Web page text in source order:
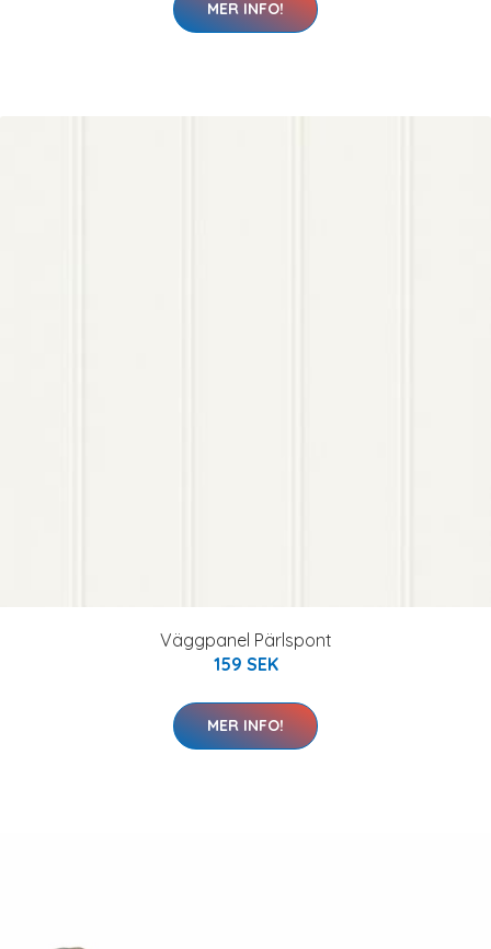
MER INFO!
Väggpanel Pärlspont
159 SEK
MER INFO!